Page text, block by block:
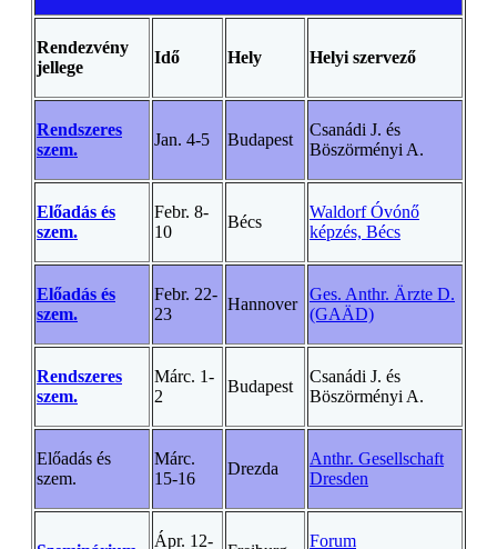
Rendezvény
jellege
Idő Hely Helyi szervező
Rendszeres
szem.
Jan. 4-5 Budapest
Csanádi J. és
Böszörményi A.
Előadás és
szem.
Febr. 8-
10
Bécs
Waldorf Óvónő
képzés, Bécs
Előadás és
szem.
Febr. 22-
23
Hannover
Ges. Anthr. Ärzte D.
(GAÄD)
Rendszeres
szem.
Márc. 1-
2
Budapest
Csanádi J. és
Böszörményi A.
Előadás és
szem.
Márc.
15-16
Drezda
Anthr. Gesellschaft
Dresden
Ápr. 12-
Forum